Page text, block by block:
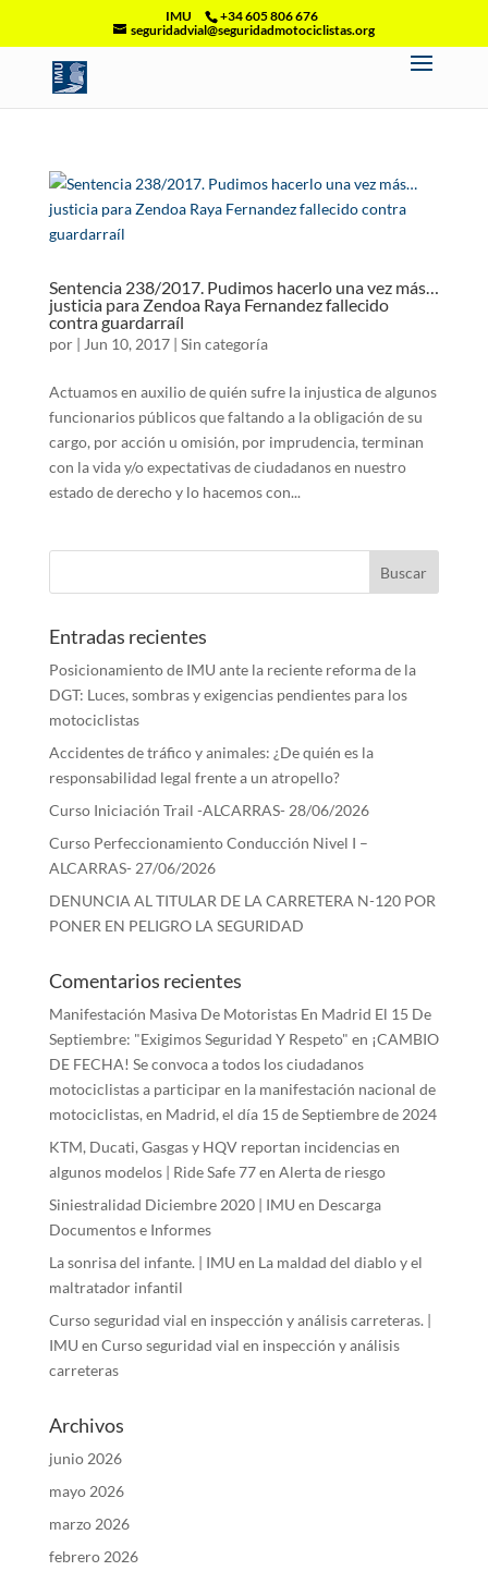
IMU
+34 605 806 676
seguridadvial@seguridadmotociclistas.org
Sentencia 238/2017. Pudimos hacerlo una vez más…
justicia para Zendoa Raya Fernandez fallecido
contra guardarraíl
por | Jun 10, 2017| Sin categoría
Actuamos en auxilio de quién sufre la injustica de algunos
funcionarios públicos que faltando a la obligación de su
cargo, por acción u omisión, por imprudencia, terminan
con la vida y/o expectativas de ciudadanos en nuestro
estado de derecho y lo hacemos con...
Entradas recientes
Posicionamiento de IMU ante la reciente reforma de la
DGT: Luces, sombras y exigencias pendientes para los
motociclistas
Accidentes de tráfico y animales: ¿De quién es la
responsabilidad legal frente a un atropello?
Curso Iniciación Trail -ALCARRAS- 28/06/2026
Curso Perfeccionamiento Conducción Nivel I –
ALCARRAS- 27/06/2026
DENUNCIA AL TITULAR DE LA CARRETERA N-120 POR
PONER EN PELIGRO LA SEGURIDAD
Comentarios recientes
Manifestación Masiva De Motoristas En Madrid El 15 De
Septiembre: "Exigimos Seguridad Y Respeto" en ¡CAMBIO
DE FECHA! Se convoca a todos los ciudadanos
motociclistas a participar en la manifestación nacional de
motociclistas, en Madrid, el día 15 de Septiembre de 2024
KTM, Ducati, Gasgas y HQV reportan incidencias en
algunos modelos | Ride Safe 77en Alerta de riesgo
Siniestralidad Diciembre 2020 | IMU en Descarga
Documentos e Informes
La sonrisa del infante. | IMU en La maldad del diablo y el
maltratador infantil
Curso seguridad vial en inspección y análisis carreteras. |
IMU en Curso seguridad vial en inspección y análisis
carreteras
Archivos
junio 2026
mayo 2026
marzo 2026
febrero 2026